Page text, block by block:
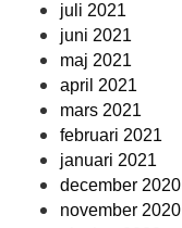
juli 2021
juni 2021
maj 2021
april 2021
mars 2021
februari 2021
januari 2021
december 2020
november 2020